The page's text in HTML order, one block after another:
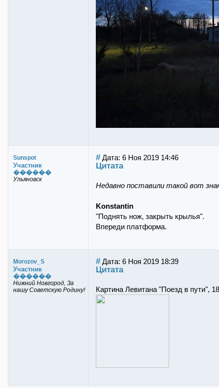
Sunspot
Участник
������
Ульяновск
#Дата: 6 Ноя 2019 14:46
Цитата
Недавно поставили такой вот
Konstantin
"Поднять нож, закрыть крылья".
Впереди платформа.
Morozov_S
Участник
������
Нижний Новгород, За
нашу Советскую Родину!
#Дата: 6 Ноя 2019 18:39
Цитата
Картина Левитана "Поезд в пути",